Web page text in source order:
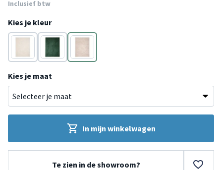
Inclusief btw
Kies je kleur
Wit Groen
Crème
Kies je maat
In mijn winkelwagen
Te zien in de showroom?